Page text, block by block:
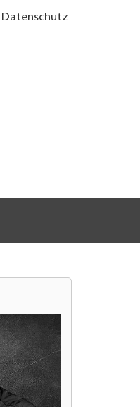
Datenschutz